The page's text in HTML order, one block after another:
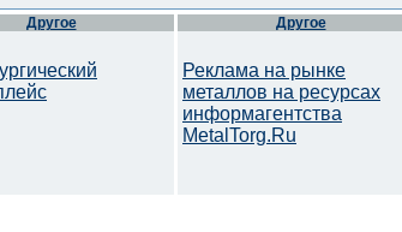
Другое Другое
Реклама на рынке
металлов на ресурсах
информагентства
MetalTorg.Ru